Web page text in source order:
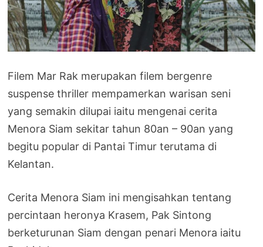
Filem Mar Rak merupakan filem bergenre
suspense thriller mempamerkan warisan seni
yang semakin dilupai iaitu mengenai cerita
Menora Siam sekitar tahun 80an – 90an yang
begitu popular di Pantai Timur terutama di
Kelantan.
Cerita Menora Siam ini mengisahkan tentang
percintaan heronya Krasem, Pak Sintong
berketurunan Siam dengan penari Menora iaitu